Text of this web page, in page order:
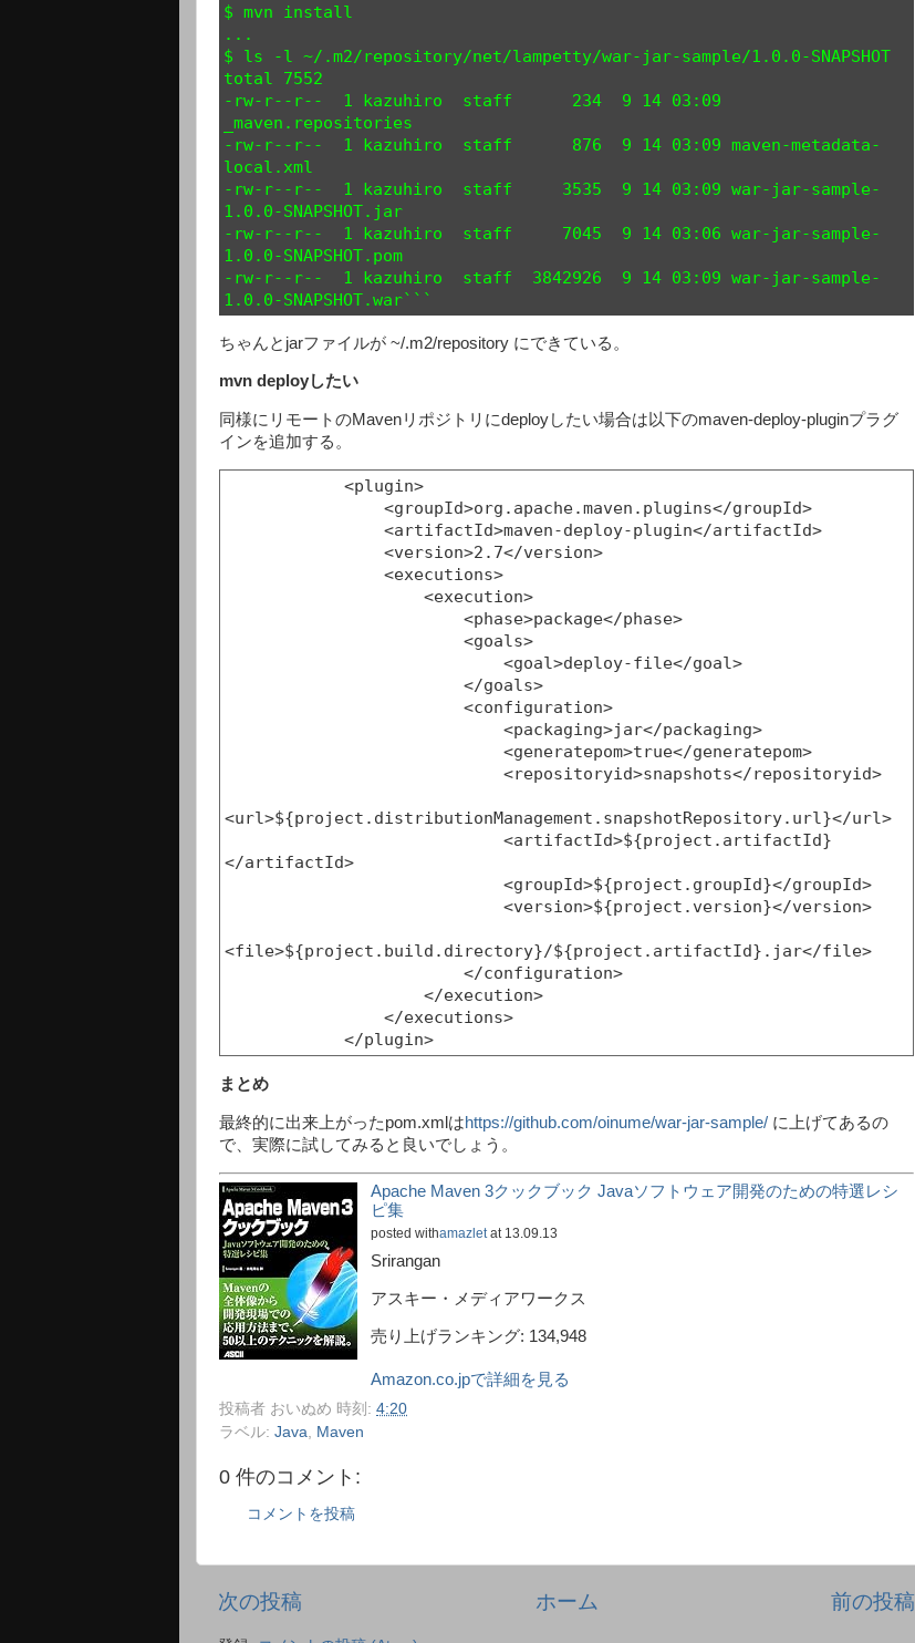
$ mvn install
...
$ ls -l ~/.m2/repository/net/lampetty/war-jar-sample/1.0.0-SNAPSHOT
total 7552
-rw-r--r--  1 kazuhiro  staff      234  9 14 03:09
_maven.repositories
-rw-r--r--  1 kazuhiro  staff      876  9 14 03:09 maven-metadata-
local.xml
-rw-r--r--  1 kazuhiro  staff     3535  9 14 03:09 war-jar-sample-
1.0.0-SNAPSHOT.jar
-rw-r--r--  1 kazuhiro  staff     7045  9 14 03:06 war-jar-sample-
1.0.0-SNAPSHOT.pom
-rw-r--r--  1 kazuhiro  staff  3842926  9 14 03:09 war-jar-sample-
ちゃんとjarファイルが ~/.m2/repository にできている。
mvn deployしたい
同様にリモートのMavenリポジトリにdeployしたい場合は以下のmaven-deploy-pluginプラグ
インを追加する。
<url>${project.distributionManagement.snapshotRepository.url}</url>
</artifactId>
<file>${project.build.directory}/${project.artifactId}.jar</file>
まとめ
最終的に出来上がったpom.xmlはhttps://github.com/oinume/war-jar-sample/ に上げてあるの
で、実際に試してみると良いでしょう。
Apache Maven 3クックブック Javaソフトウェア開発のための特選レシ
ピ集
posted withamazletat 13.09.13
Srirangan
アスキー・メディアワークス
売り上げランキング: 134,948
Amazon.co.jpで詳細を見る
投稿者 おいぬめ 時刻: 4:20
ラベル: Java Maven
0 件のコメント:
コメントを投稿
次の投稿 前の投稿
ホーム